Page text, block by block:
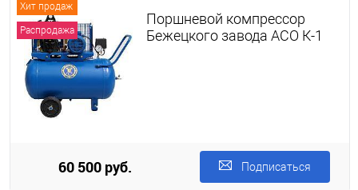
Хит продаж
Распродажа
Поршневой компрессор
Бежецкого завода АСО К-1
60 500 руб. Подписаться